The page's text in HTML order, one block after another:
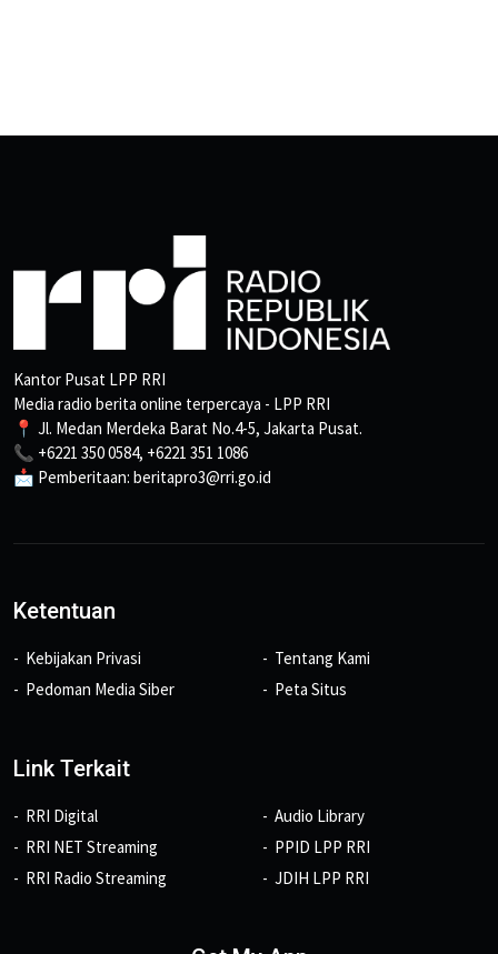
Kantor Pusat LPP RRI
Media radio berita online terpercaya - LPP RRI
📍 Jl. Medan Merdeka Barat No.4-5, Jakarta Pusat.
📞 +6221 350 0584, +6221 351 1086
📩 Pemberitaan: beritapro3@rri.go.id
Ketentuan
Kebijakan Privasi
Pedoman Media Siber
Tentang Kami
Peta Situs
Link Terkait
RRI Digital
RRI NET Streaming
RRI Radio Streaming
Audio Library
PPID LPP RRI
JDIH LPP RRI